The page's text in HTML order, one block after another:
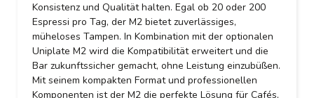
Konsistenz und Qualität halten. Egal ob 20 oder 200
Espressi pro Tag, der M2 bietet zuverlässiges,
müheloses Tampen. In Kombination mit der optionalen
Uniplate M2 wird die Kompatibilität erweitert und die
Bar zukunftssicher gemacht, ohne Leistung einzubüßen.
Mit seinem kompakten Format und professionellen
Komponenten ist der M2 die perfekte Lösung für Cafés,